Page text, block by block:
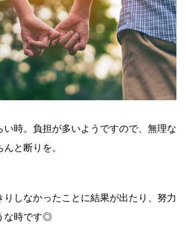
い時。負担が多いようですので、無理な
と断りを。
りしなかったことに結果が出たり、努力
な時です◎